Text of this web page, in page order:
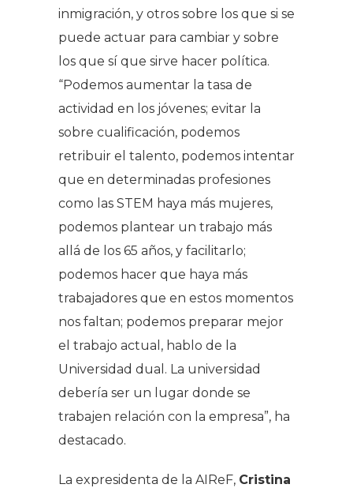
inmigración, y otros sobre los que si se
puede actuar para cambiar y sobre
los que sí que sirve hacer política.
“Podemos aumentar la tasa de
actividad en los jóvenes; evitar la
sobre cualificación, podemos
retribuir el talento, podemos intentar
que en determinadas profesiones
como las STEM haya más mujeres,
podemos plantear un trabajo más
allá de los 65 años, y facilitarlo;
podemos hacer que haya más
trabajadores que en estos momentos
nos faltan; podemos preparar mejor
el trabajo actual, hablo de la
Universidad dual. La universidad
debería ser un lugar donde se
trabajen relación con la empresa”, ha
destacado.
La expresidenta de la AIReF, Cristina